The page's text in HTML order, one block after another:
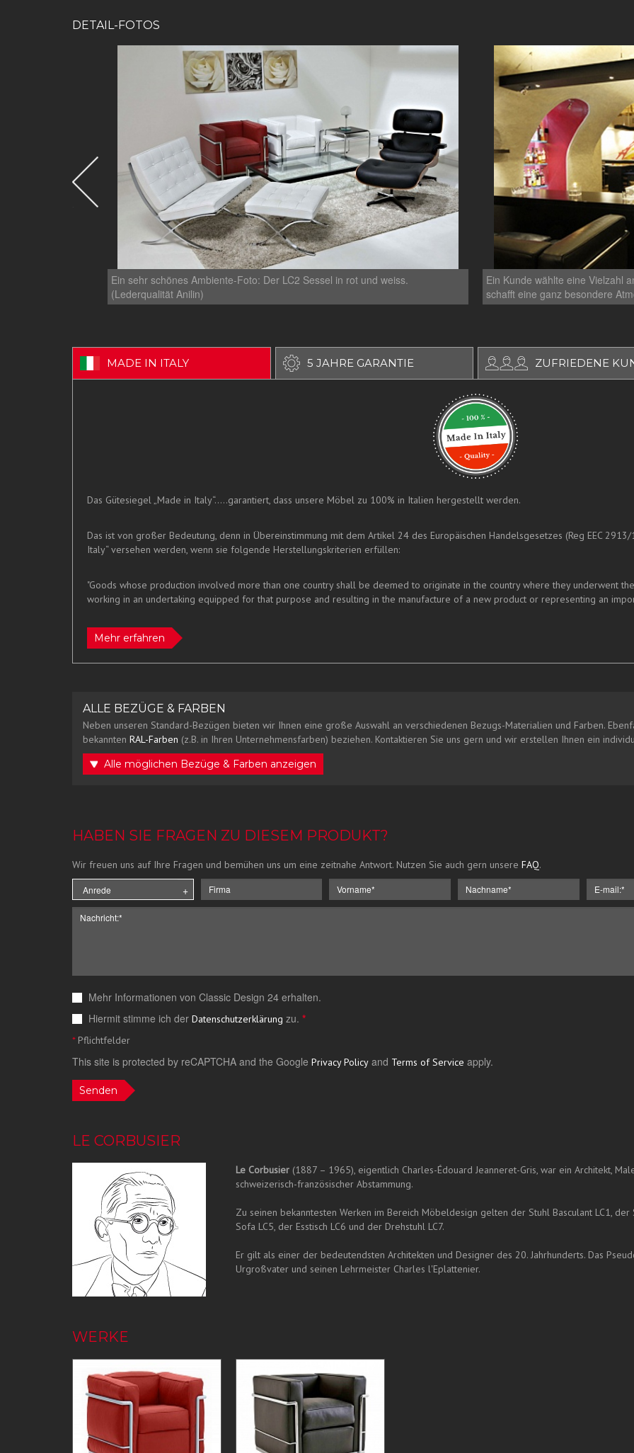
DETAIL-FOTOS
Ein sehr schönes Ambiente-Foto: Der LC2 Sessel in rot und weiss.
(Lederqualität Anilin)
Ein Kunde wählte eine Vielzahl
schafft eine ganz besondere
MADE IN ITALY 5 JAHRE GARANTIE ZUFRIEDENE
Das Gütesiegel „Made in Italy“.....garantiert, dass unsere Möbel zu 100% in Italien hergestellt werden.
Das ist von großer Bedeutung, denn in Übereinstimmung mit dem Artikel 24 des Europäischen Handelsgesetzes (Reg EEC
Italy“ versehen werden, wenn sie folgende Herstellungskriterien erfüllen:
"Goods whose production involved more than one country shall be deemed to originate in the country where they underwent
working in an undertaking equipped for that purpose and resulting in the manufacture of a new product or representing an
Mehr erfahren
ALLE BEZÜGE & FARBEN
Neben unseren Standard-Bezügen bieten wir Ihnen eine große Auswahl an verschiedenen Bezugs-Materialien und Farben.
bekannten RAL-Farben (z.B. in Ihren Unternehmensfarben) beziehen. Kontaktieren Sie uns gern und wir erstellen Ihnen ein
Alle möglichen Bezüge & Farben anzeigen
HABEN SIE FRAGEN ZU DIESEM PRODUKT?
Wir freuen uns auf Ihre Fragen und bemühen uns um eine zeitnahe Antwort. Nutzen Sie auch gern unsere FAQ.
Mehr Informationen von Classic Design 24 erhalten.
Hiermit stimme ich der Datenschutzerklärung zu. *
*Pflichtfelder
This site is protected by reCAPTCHA and the Google Privacy Policy and Terms of Service apply.
Senden
LE CORBUSIER
Le Corbusier(1887 – 1965), eigentlich Charles-Édouard Jeanneret-Gris, war ein Architekt,
schweizerisch-französischer Abstammung.
Zu seinen bekanntesten Werken im Bereich Möbeldesign gelten der Stuhl Basculant LC1, der
Sofa LC5, der Esstisch LC6 und der Drehstuhl LC7.
Er gilt als einer der bedeutendsten Architekten und Designer des 20. Jahrhunderts. Das
Urgroßvater und seinen Lehrmeister Charles l'Eplattenier.
WERKE